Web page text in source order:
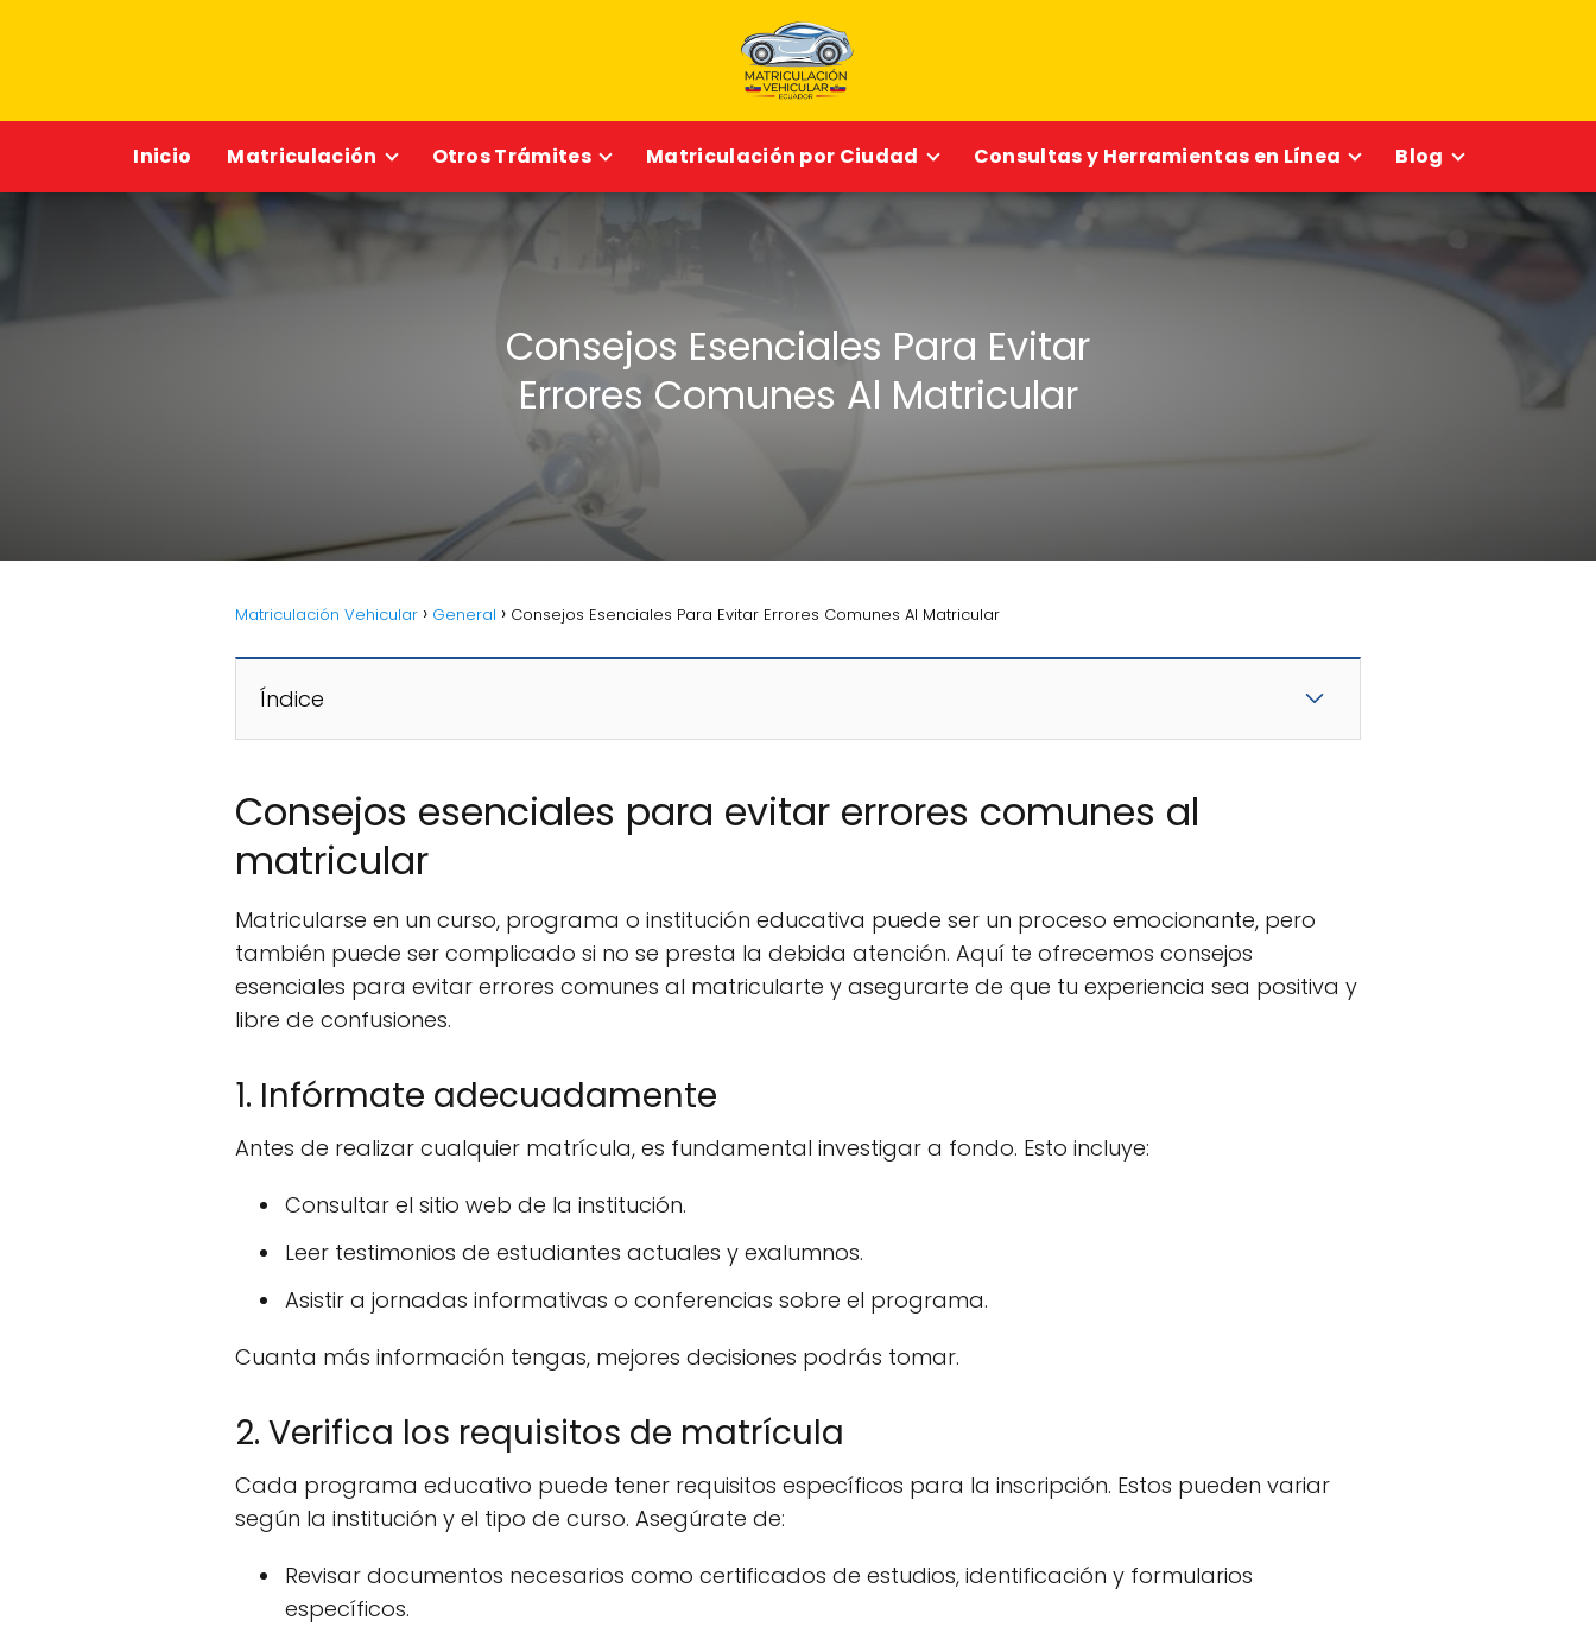
Inicio Matriculación Otros Trámites Matriculación por Ciudad Consultas y Herramientas en Línea Blog
Consejos Esenciales Para Evitar
Errores Comunes Al Matricular
Matriculación Vehicular General Consejos Esenciales Para Evitar Errores Comunes Al Matricular
Índice
Consejos esenciales para evitar errores comunes al
matricular
Matricularse en un curso, programa o institución educativa puede ser un proceso emocionante, pero
también puede ser complicado si no se presta la debida atención. Aquí te ofrecemos consejos
esenciales para evitar errores comunes al matricularte y asegurarte de que tu experiencia sea positiva y
libre de confusiones.
1. Infórmate adecuadamente
Antes de realizar cualquier matrícula, es fundamental investigar a fondo. Esto incluye:
Consultar el sitio web de la institución.
Leer testimonios de estudiantes actuales y exalumnos.
Asistir a jornadas informativas o conferencias sobre el programa.
Cuanta más información tengas, mejores decisiones podrás tomar.
2. Verifica los requisitos de matrícula
Cada programa educativo puede tener requisitos específicos para la inscripción. Estos pueden variar
según la institución y el tipo de curso. Asegúrate de:
Revisar documentos necesarios como certificados de estudios, identificación y formularios
específicos.